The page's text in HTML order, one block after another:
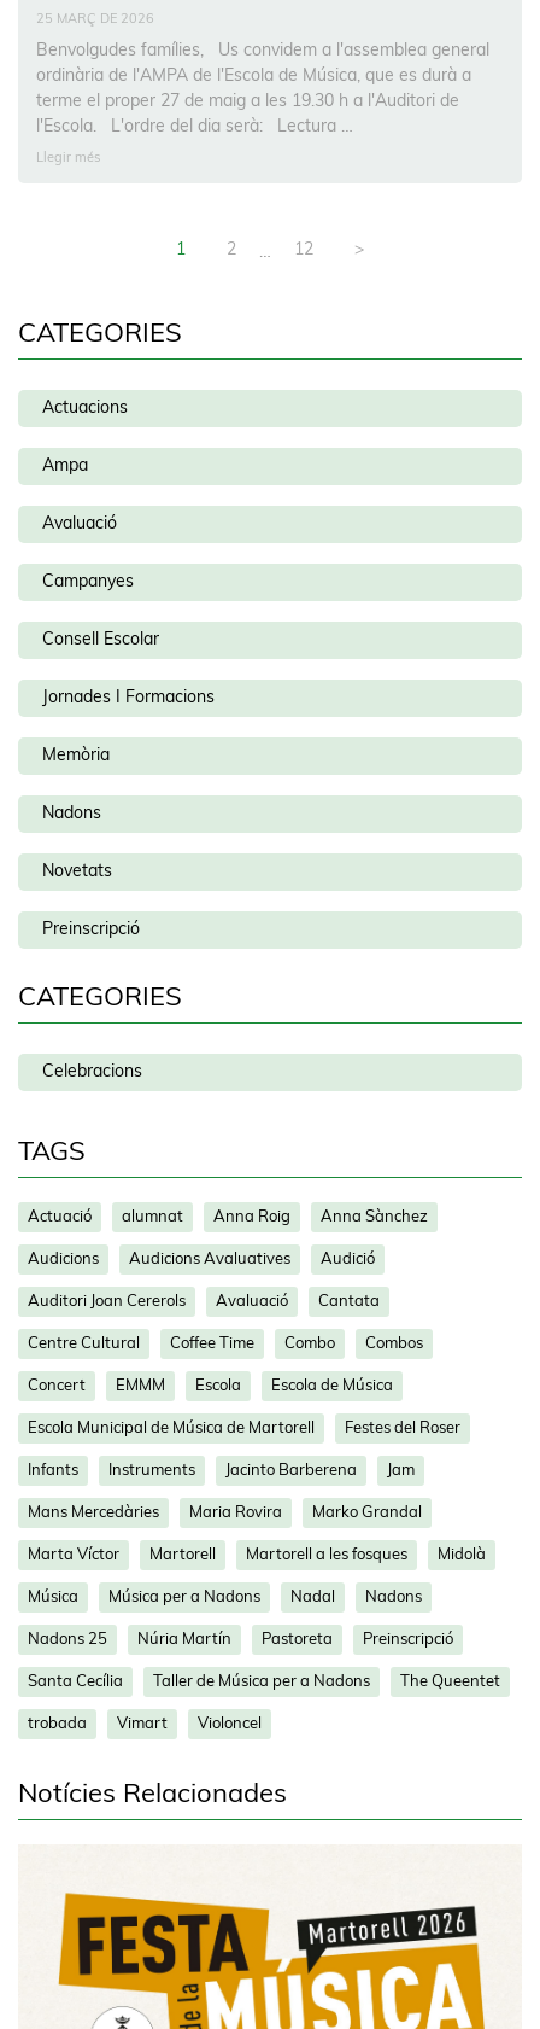
25 MARÇ DE 2026
Benvolgudes famílies, Us convidem a l'assemblea general
ordinària de l'AMPA de l'Escola de Música, que es durà a
terme el proper 27 de maig a les 19.30 h a l'Auditori de
l'Escola. L'ordre del dia serà: Lectura …
Llegir més
1 2 … 12 >
CATEGORIES
Actuacions
Ampa
Avaluació
Campanyes
Consell Escolar
Jornades I Formacions
Memòria
Nadons
Novetats
Preinscripció
CATEGORIES
Celebracions
TAGS
Actuació alumnat Anna Roig Anna Sànchez
Audicions Audicions Avaluatives Audició
Auditori Joan Cererols Avaluació Cantata
Centre Cultural Coffee Time Combo Combos
Concert EMMM Escola Escola de Música
Escola Municipal de Música de Martorell Festes del Roser
Infants Instruments Jacinto Barberena Jam
Mans Mercedàries Maria Rovira Marko Grandal
Marta Víctor Martorell Martorell a les fosques Midolà
Música Música per a Nadons Nadal Nadons
Nadons 25 Núria Martín Pastoreta Preinscripció
Santa Cecília Taller de Música per a Nadons The Queentet
trobada Vimart Violoncel
Notícies Relacionades